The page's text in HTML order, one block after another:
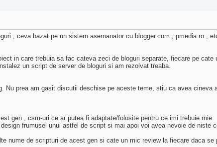
, ceva bazat pe un sistem asemanator cu blogger.com , pmedia.ro ,
in care trebuia sa fac cateva zeci de bloguri separate, fiecare pe
un script de server de bloguri si am rezolvat treaba.
Nu prea am gasit discutii deschise pe aceste teme, stiu ca avea
gen , csm-uri ce ar putea fi adaptate/folosite pentru ce imi trebuie mie.
frumusel unui astfel de script si mai apoi voi avea nevoie de niste
nume de scripturi de acest gen si cate un mic review la fiecare daca